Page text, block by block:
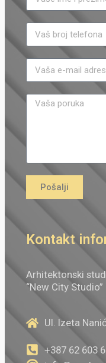
Pošalji
Kontakt
Arhitektonski
“New City
Ul. Izeta
+387 62 603